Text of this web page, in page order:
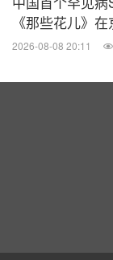
《那些花儿》
2026-08-08 20:11